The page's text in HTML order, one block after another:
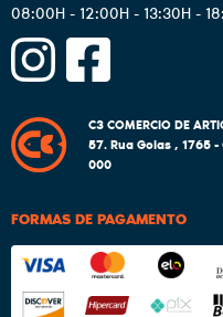
08:00H - 12:00H - 13:30H -
C3 COMERCIO DE
57.Rua Goias , 1765-
000
FORMAS DE PAGAMENTO